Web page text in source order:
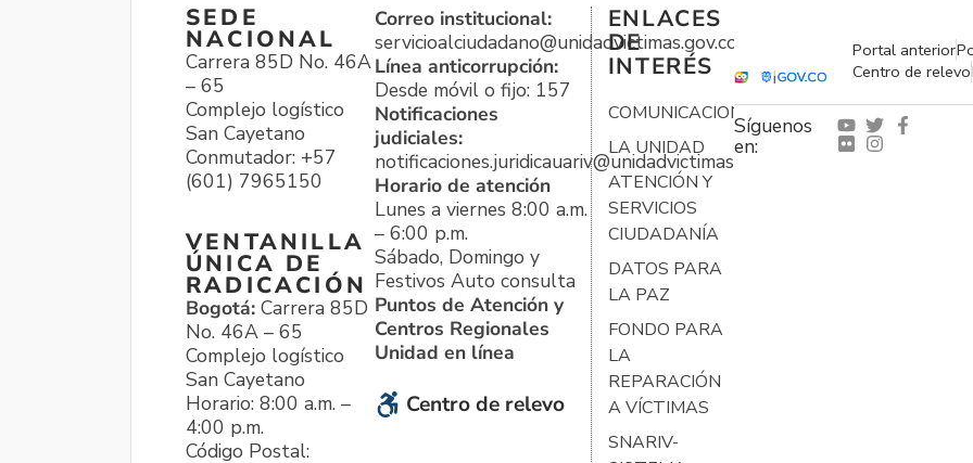
SEDE
NACIONAL
Carrera 85D No. 46A
– 65
Complejo logístico
San Cayetano
Conmutador: +57
(601) 7965150
VENTANILLA
ÚNICA DE
RADICACIÓN
Bogotá: Carrera 85D
No. 46A – 65
Complejo logístico
San Cayetano
Horario: 8:00 a.m. –
4:00 p.m.
Código Postal:
Correo institucional:
servicioalciudadano@unidadvictimas.gov.co
Línea anticorrupción:
Desde móvil o fijo: 157
Notificaciones
judiciales:
notificaciones.juridicauariv@unidadvictimas.gov.co
Horario de atención
Lunes a viernes 8:00 a.m.
– 6:00 p.m.
Sábado, Domingo y
Festivos Auto consulta
Puntos de Atención y
Centros Regionales
Unidad en línea
Centro de relevo
ENLACES
DE
INTERÉS
COMUNICACIONES
LA UNIDAD
ATENCIÓN Y
SERVICIOS
CIUDADANÍA
DATOS PARA
LA PAZ
FONDO PARA
LA
REPARACIÓN
A VÍCTIMAS
SNARIV-
Portal anterior
Centro de relevo
Síguenos
en: